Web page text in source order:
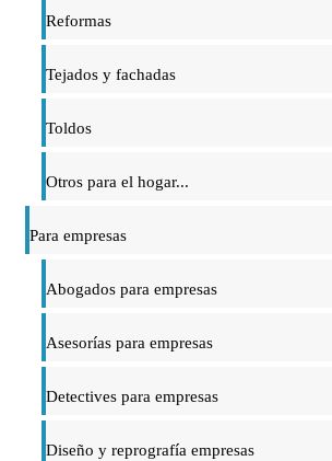
Reformas
Tejados y fachadas
Toldos
Otros para el hogar...
Para empresas
Abogados para empresas
Asesorías para empresas
Detectives para empresas
Diseño y reprografía empresas